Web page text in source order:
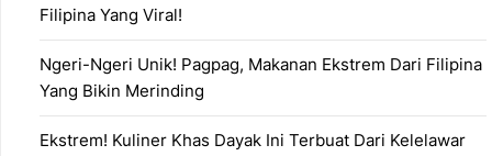
Filipina Yang Viral!
Ngeri-Ngeri Unik! Pagpag, Makanan Ekstrem Dari Filipina
Yang Bikin Merinding
Ekstrem! Kuliner Khas Dayak Ini Terbuat Dari Kelelawar